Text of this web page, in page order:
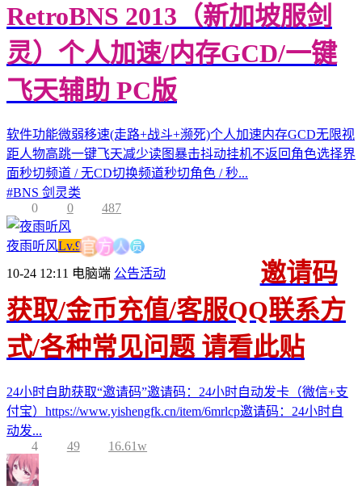
RetroBNS 2013（新加坡服剑
灵）个人加速/内存GCD/一键
飞天辅助 PC版
软件功能微弱移速(走路+战斗+濒死)个人加速内存GCD无限视
距人物高跳一键飞天减少读图暴击抖动挂机不返回角色选择界
面秒切频道 / 无CD切换频道秒切角色 / 秒...
#BNS 剑灵类
0
0 487
夜雨听风Lv.9官 方人员
10-24 12:11 电脑端 公告活动
邀请码
获取/金币充值/客服QQ联系方
式/各种常见问题 请看此贴
24小时自助获取“邀请码”邀请码：24小时自动发卡（微信+支
付宝）https://www.yishengfk.cn/item/6mrlcp邀请码：24小时自
动发...
4
49 16.61w